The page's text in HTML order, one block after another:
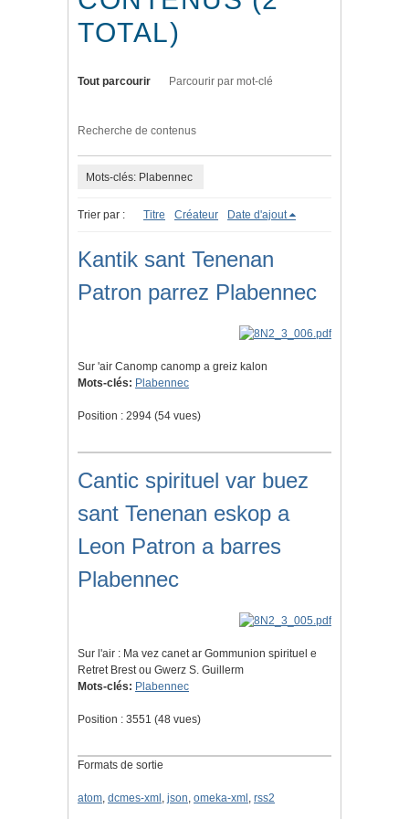
TOTAL)
Tout parcourir Parcourir par mot-clé
Recherche de contenus
Mots-clés: Plabennec
Trier par : Titre Créateur Date d'ajout
Kantik sant Tenenan
Patron parrez Plabennec
Sur 'air Canomp canomp a greiz kalon
Mots-clés: Plabennec
Position : 2994 (54 vues)
Cantic spirituel var buez
sant Tenenan eskop a
Leon Patron a barres
Plabennec
Sur l'air : Ma vez canet ar Gommunion spirituel e
Retret Brest ou Gwerz S. Guillerm
Mots-clés: Plabennec
Position : 3551 (48 vues)
Formats de sortie
atom, dcmes-xml , json, omeka-xml , rss2